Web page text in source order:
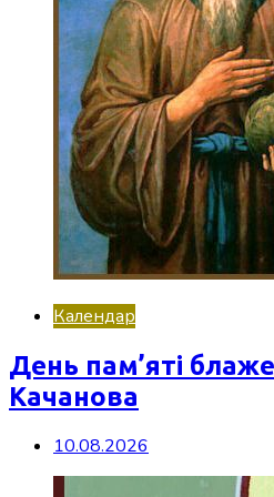
Календар
День пам’яті
Качанова
10.08.2026